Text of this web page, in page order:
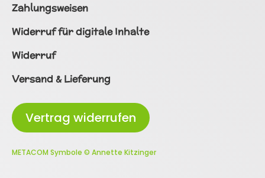
Zahlungsweisen
Widerruf für digitale Inhalte
Widerruf
Versand & Lieferung
Vertrag widerrufen
METACOM Symbole © Annette Kitzinger